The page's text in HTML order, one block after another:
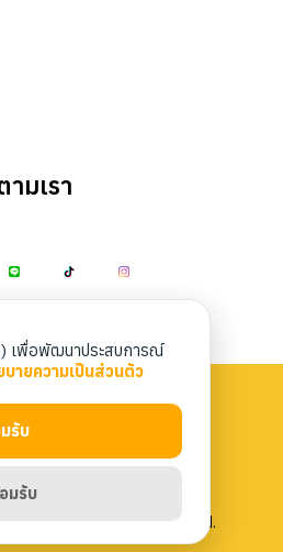
ามเรา
|Terms & Conditions
Kaiyang. All rights reserved.
เพื่อพัฒนาประสบการณ์
บายความเป็นส่วนตัว
รับ
มรับ